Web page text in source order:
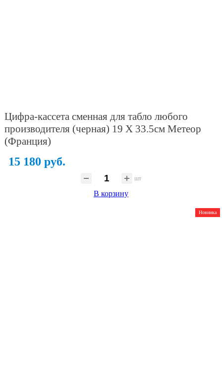
Цифра-кассета сменная для табло любого
производителя (черная) 19 X 33.5см Метеор
(Франция)
15 180 руб.
шт
В корзину
Новинка